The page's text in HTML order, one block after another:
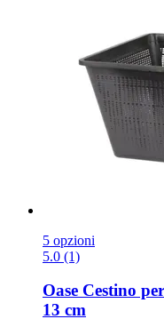
5 opzioni
5.0 (1)
Oase Cestino
13 cm